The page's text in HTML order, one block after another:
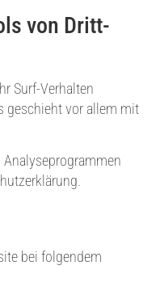
von Dritt­
Surf-Verhalten
geschieht vor allem mit
bei folgendem